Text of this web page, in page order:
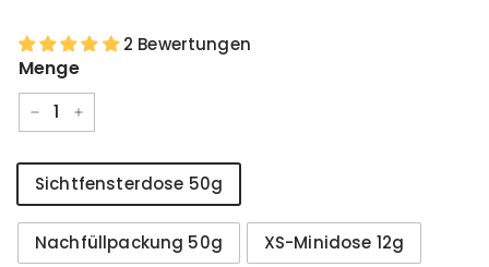
2 Bewertungen
Menge
− +
Größe
Sichtfensterdose 50g
Nachfüllpackung 50g XS-Minidose 12g